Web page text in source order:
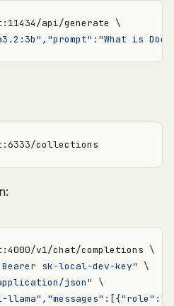
api/generate
is
v1/chat/completions
sk-local-dev-key"
json"